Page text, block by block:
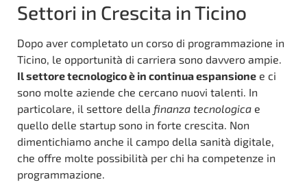
Settori in Crescita in Ticino
Dopo aver completato un corso di programmazione in
Ticino, le opportunità di carriera sono davvero ampie.
Il settore tecnologico è in continua espansione e ci
sono molte aziende che cercano nuovi talenti. In
particolare, il settore della finanza tecnologica e
quello delle startup sono in forte crescita. Non
dimentichiamo anche il campo della sanità digitale,
che offre molte possibilità per chi ha competenze in
programmazione.